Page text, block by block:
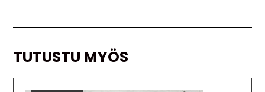
TUTUSTU MYÖS